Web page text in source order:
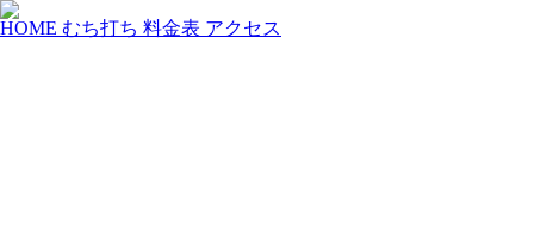
HOME むち打ち 料金表 アクセス